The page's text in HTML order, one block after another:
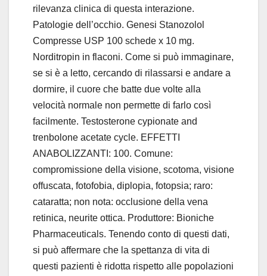
rilevanza clinica di questa interazione.
Patologie dell’occhio. Genesi Stanozolol
Compresse USP 100 schede x 10 mg.
Norditropin in flaconi. Come si può immaginare,
se si è a letto, cercando di rilassarsi e andare a
dormire, il cuore che batte due volte alla
velocità normale non permette di farlo così
facilmente. Testosterone cypionate and
trenbolone acetate cycle. EFFETTI
ANABOLIZZANTI: 100. Comune:
compromissione della visione, scotoma, visione
offuscata, fotofobia, diplopia, fotopsia; raro:
cataratta; non nota: occlusione della vena
retinica, neurite ottica. Produttore: Bioniche
Pharmaceuticals. Tenendo conto di questi dati,
si può affermare che la spettanza di vita di
questi pazienti è ridotta rispetto alle popolazioni